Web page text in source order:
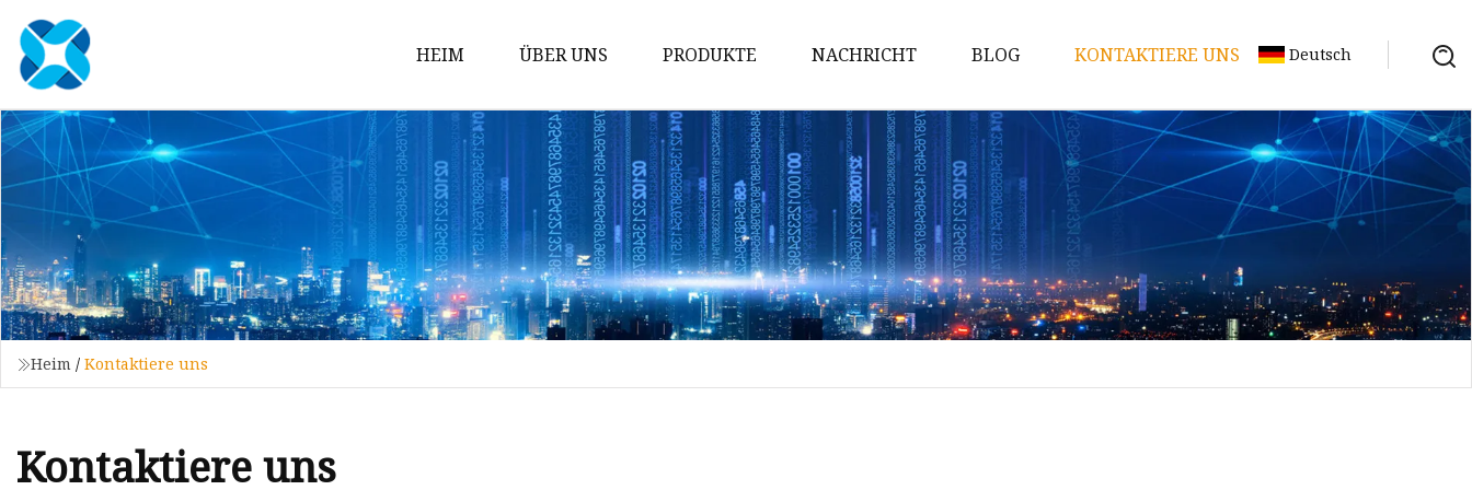
HEIM ÜBER UNS PRODUKTE
Stahlrundrohr
Rostfreies Stahlrohr
Edelstahlspule
Edelstahlblech
Rundstab aus Edelstahl
Vorlackierter PPGI-PPGL-Stahl
NACHRICHT BLOG KONTAKTIERE UNS Deutsch
Heim / Kontaktiere uns
Kontaktiere uns